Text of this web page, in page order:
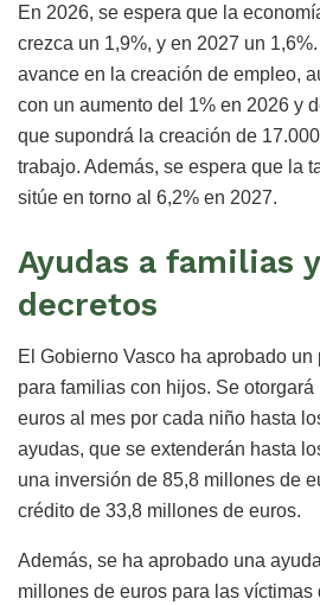
En 2026, se espera que la
crezca un 1,9%, y en 2027 un
avance en la creación de empleo,
con un aumento del 1% en 2026 y
que supondrá la creación de
trabajo. Además, se espera que la
sitúe en torno al 6,2% en 2027.
Ayudas a familias
decretos
El Gobierno Vasco ha aprobado
para familias con hijos. Se
euros al mes por cada niño hasta
ayudas, que se extenderán hasta
una inversión de 85,8 millones de
crédito de 33,8 millones de euros.
Además, se ha aprobado una
millones de euros para las